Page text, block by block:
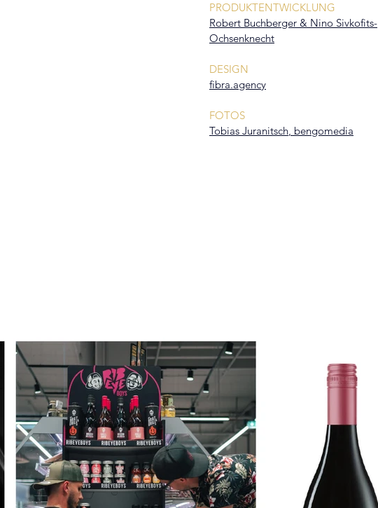
PRODUKTENTWICKLUNG
Robert Buchberger & Nino Sivkofits-
Ochsenknecht
DESIGN
fibra.agency
FOTOS
Tobias Juranitsch, bengomedia